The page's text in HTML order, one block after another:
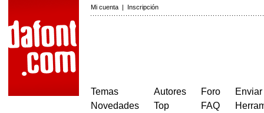
Mi cuenta | Inscripción
Temas
Novedades
Autores
Top
Foro
FAQ